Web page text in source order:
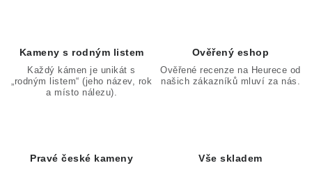
Kameny s rodným listem
Každý kámen je unikát s
„rodným listem“ (jeho název, rok
a místo nálezu).
Ověřený eshop
Ověřené recenze na Heurece od
našich zákazníků mluví za nás.
Pravé české kameny Vše skladem